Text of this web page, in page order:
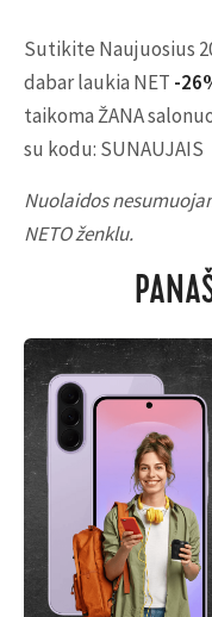
Sutikite Naujuosius
dabar laukia NET -
taikoma ŽANA
su kodu: SUNAUJAIS
Nuolaidos
NETO ženklu.